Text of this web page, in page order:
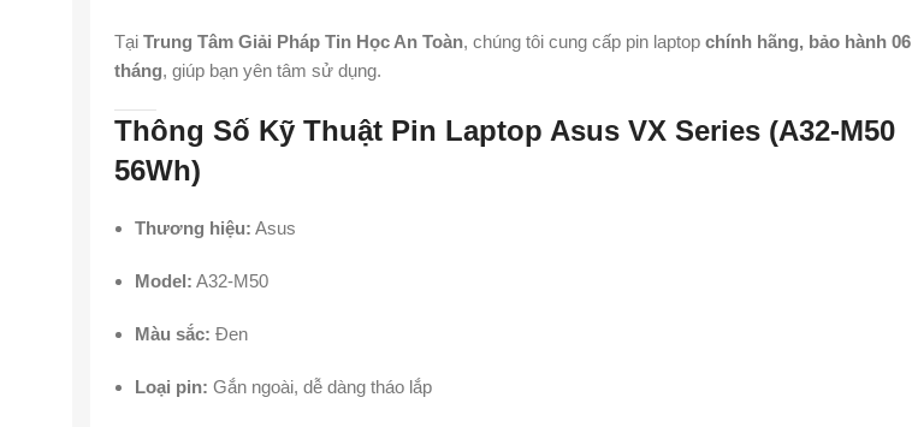
Tại Trung Tâm Giải Pháp Tin Học An Toàn, chúng tôi cung cấp pin laptop chính hãng, bảo hành 06
tháng, giúp bạn yên tâm sử dụng.
Thông Số Kỹ Thuật Pin Laptop Asus VX Series (A32-M50
56Wh)
Thương hiệu: Asus
Model: A32-M50
Màu sắc: Đen
Loại pin: Gắn ngoài, dễ dàng tháo lắp